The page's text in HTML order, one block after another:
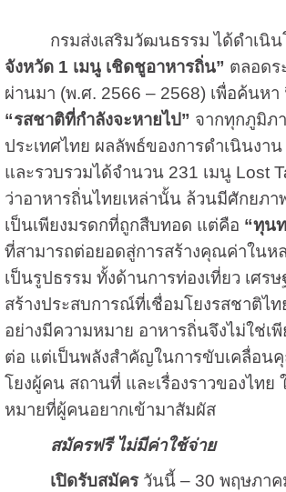
กรมส่งเสริมวัฒนธรรม ได้ดำเนิน
จังหวัด 1 เมนู เชิดชูอาหารถิ่น” ตลอดร
ผ่านมา (พ.ศ. 2566 – 2568) เพื่อค้นห
“รสชาติที่กำลังจะหายไป” จากทุกภูมิภ
ประเทศไทย ผลลัพธ์ของการดำเนินงา
และรวบรวมได้จำนวน 231 เมนู Lost
ว่าอาหารถิ่นไทยเหล่านั้น ล้วนมีศักยภา
เป็นเพียงมรดกที่ถูกสืบทอด แต่คือ “ทุน
ที่สามารถต่อยอดสู่การสร้างคุณค่าในห
เป็นรูปธรรม ทั้งด้านการท่องเที่ยว เศร
สร้างประสบการณ์ที่เชื่อมโยงรสชาติไ
อย่างมีความหมาย อาหารถิ่นจึงไม่ใช่เ
ต่อ แต่เป็นพลังสำคัญในการขับเคลื่อน
โยงผู้คน สถานที่ และเรื่องราวของไทย
หมายที่ผู้คนอยากเข้ามาสัมผัส
สมัครฟรี ไม่มีค่าใช้จ่าย
เปิดรับสมัคร วันนี้ – 30 พฤษภาค